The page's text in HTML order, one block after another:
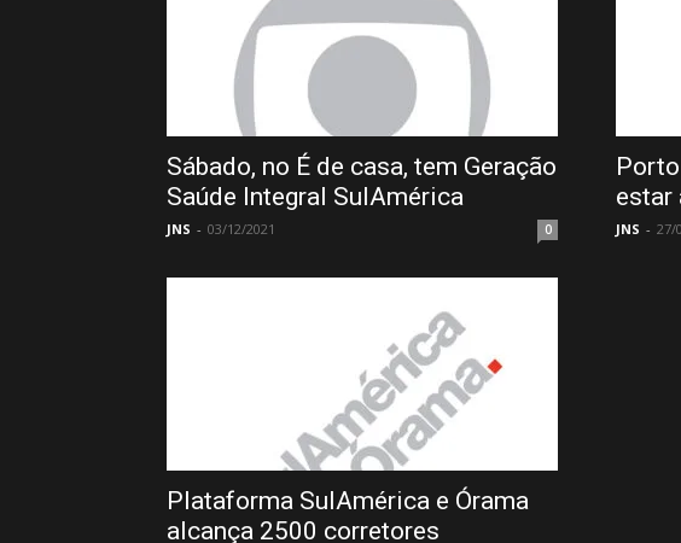
Sábado, no É de casa, tem Geração
Saúde Integral SulAmérica
JNS - 03/12/2021 0
estar
JNS - 27/
Plataforma SulAmérica e Órama
alcança 2500 corretores